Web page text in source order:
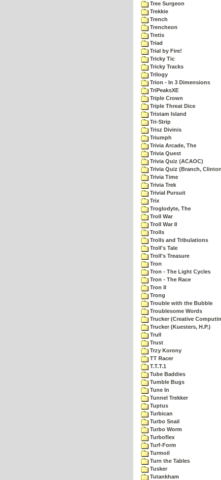
Tree Surgeon
Trekkie
Trench
Trencheon
Tretis
Triad
Trial by Fire!
Tricky Tic
Tricky Tracks
Trilogy
Trion - In 3 Dimensions
TriPeaksXE
Triple Crown
Triple Threat Dice
Tristam Island
Tri-Strip
Trisz Divinis
Triumph
Trivia Arcade, The
Trivia Quest
Trivia Quiz (ACAOC)
Trivia Quiz (Branch,
Trivia Time
Trivia Trek
Trivial Pursuit
Trix
Troglodyte, The
Troll War
Troll War II
Trolls
Trolls and Tribulations
Troll's Tale
Troll's Treasure
Tron
Tron - The Light Cycles
Tron - The Race
Tron II
Trong
Trouble with the Bubble
Troublesome Words
Trucker (Creative
Trucker (Kuesters, H.P.)
Trull
Trust
Trzy Korony
TT Racer
T.T.T.1
Tube Baddies
Tumble Bugs
Tune In
Tunnel Trekker
Tuptus
Turbican
Turbo Snail
Turbo Worm
Turboflex
Turf-Form
Turmoil
Turn the Tables
Tusker
Tutankham